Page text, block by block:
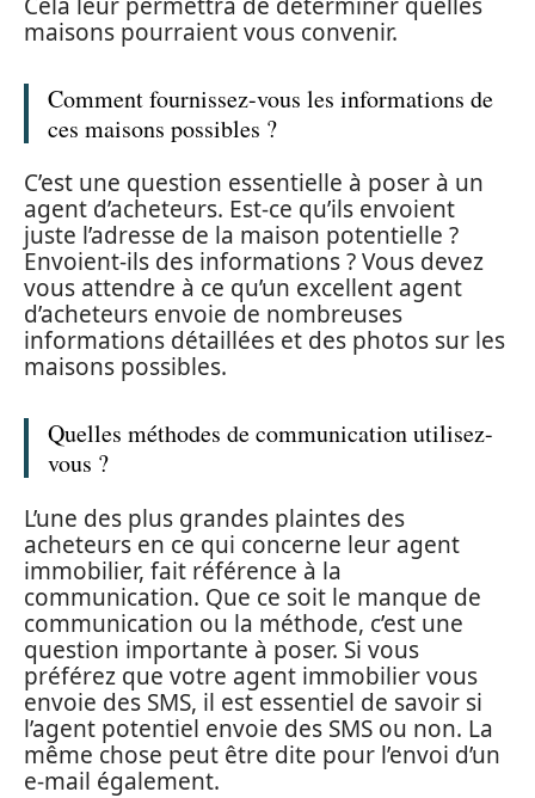
maisons pourraient vous convenir.
Comment fournissez-vous les informations de
ces maisons possibles ?
C’est une question essentielle à poser à un
agent d’acheteurs. Est-ce qu’ils envoient
juste l’adresse de la maison potentielle ?
Envoient-ils des informations ? Vous devez
vous attendre à ce qu’un excellent agent
d’acheteurs envoie de nombreuses
informations détaillées et des photos sur les
maisons possibles.
Quelles méthodes de communication utilisez-
vous ?
L’une des plus grandes plaintes des
acheteurs en ce qui concerne leur agent
immobilier, fait référence à la
communication. Que ce soit le manque de
communication ou la méthode, c’est une
question importante à poser. Si vous
préférez que votre agent immobilier vous
envoie des SMS, il est essentiel de savoir si
l’agent potentiel envoie des SMS ou non. La
même chose peut être dite pour l’envoi d’un
e-mail également.